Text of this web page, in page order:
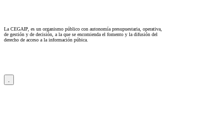
La CEGAIP, es un organismo público con autonomía presupuestaria, operativa,
de gestión y de decisión, a la que se encomienda el fomento y la difusión del
derecho de acceso a la información púbica.